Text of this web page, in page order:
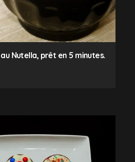
Nutella, prêt en 5 minutes.